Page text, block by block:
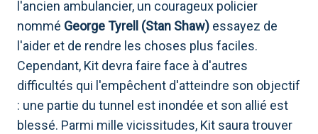
l'ancien ambulancier, un courageux policier
nommé George Tyrell (Stan Shaw) essayez de
l'aider et de rendre les choses plus faciles.
Cependant, Kit devra faire face à d'autres
difficultés qui l'empêchent d'atteindre son objectif
: une partie du tunnel est inondée et son allié est
blessé. Parmi mille vicissitudes, Kit saura trouver